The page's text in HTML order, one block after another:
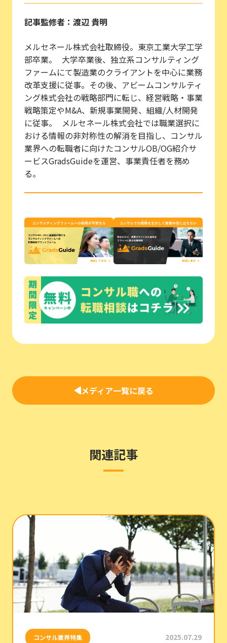
記事監修者：渡辺 貴明
メルセネール株式会社取締役。東京工業大学工学
部卒業。 大学卒業後、独立系コンサルティング
ファームにて製造業のクライアントを中心に業務
改革支援に従事。その後、アビームコンサルティ
ング株式会社の戦略部門に転じ、経営戦略・事業
戦略策定やM&A、新規事業開発、組織/人材開発
に従事。 メルセネール株式会社では職業選択に
おける情報の非対称性の解消を目指し、コンサル
業界への転職者に向けたコンサルOB/OG紹介サ
ービスGradsGuideを運営、事業責任者を務め
る。
メディア一覧に戻る
関連記事
コンサル業界特集 2025.07.29